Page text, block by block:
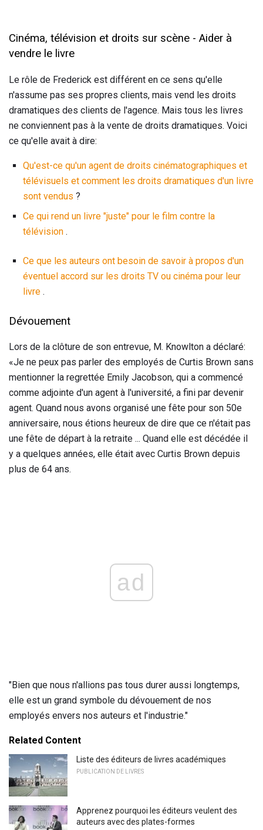
Cinéma, télévision et droits sur scène - Aider à
vendre le livre
Le rôle de Frederick est différent en ce sens qu'elle
n'assume pas ses propres clients, mais vend les droits
dramatiques des clients de l'agence. Mais tous les livres
ne conviennent pas à la vente de droits dramatiques. Voici
ce qu'elle avait à dire:
Qu'est-ce qu'un agent de droits cinématographiques et
télévisuels et comment les droits dramatiques d'un livre
sont vendus ?
Ce qui rend un livre "juste" pour le film contre la
télévision .
Ce que les auteurs ont besoin de savoir à propos d'un
éventuel accord sur les droits TV ou cinéma pour leur
livre .
Dévouement
Lors de la clôture de son entrevue, M. Knowlton a déclaré:
«Je ne peux pas parler des employés de Curtis Brown sans
mentionner la regrettée Emily Jacobson, qui a commencé
comme adjointe d'un agent à l'université, a fini par devenir
agent. Quand nous avons organisé une fête pour son 50e
anniversaire, nous étions heureux de dire que ce n'était pas
une fête de départ à la retraite ... Quand elle est décédée il
y a quelques années, elle était avec Curtis Brown depuis
plus de 64 ans.
ad
"Bien que nous n'allions pas tous durer aussi longtemps,
elle est un grand symbole du dévouement de nos
employés envers nos auteurs et l'industrie."
Related Content
Liste des éditeurs de livres académiques
PUBLICATION DE LIVRES
Apprenez pourquoi les éditeurs veulent des
auteurs avec des plates-formes